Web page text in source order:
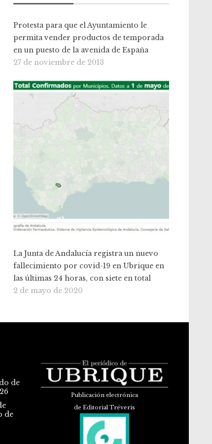
Protesta para que el Ayuntamiento le
permita vender productos de temporada
en un puesto de la avenida de España
27 de noviembre de 2013
La Junta de Andalucía registra un nuevo
fallecimiento por covid-19 en Ubrique en
las últimas 24 horas, con siete en total
2 de mayo de 2020
de
de
Publicación electrónica
de Editorial Tréveris